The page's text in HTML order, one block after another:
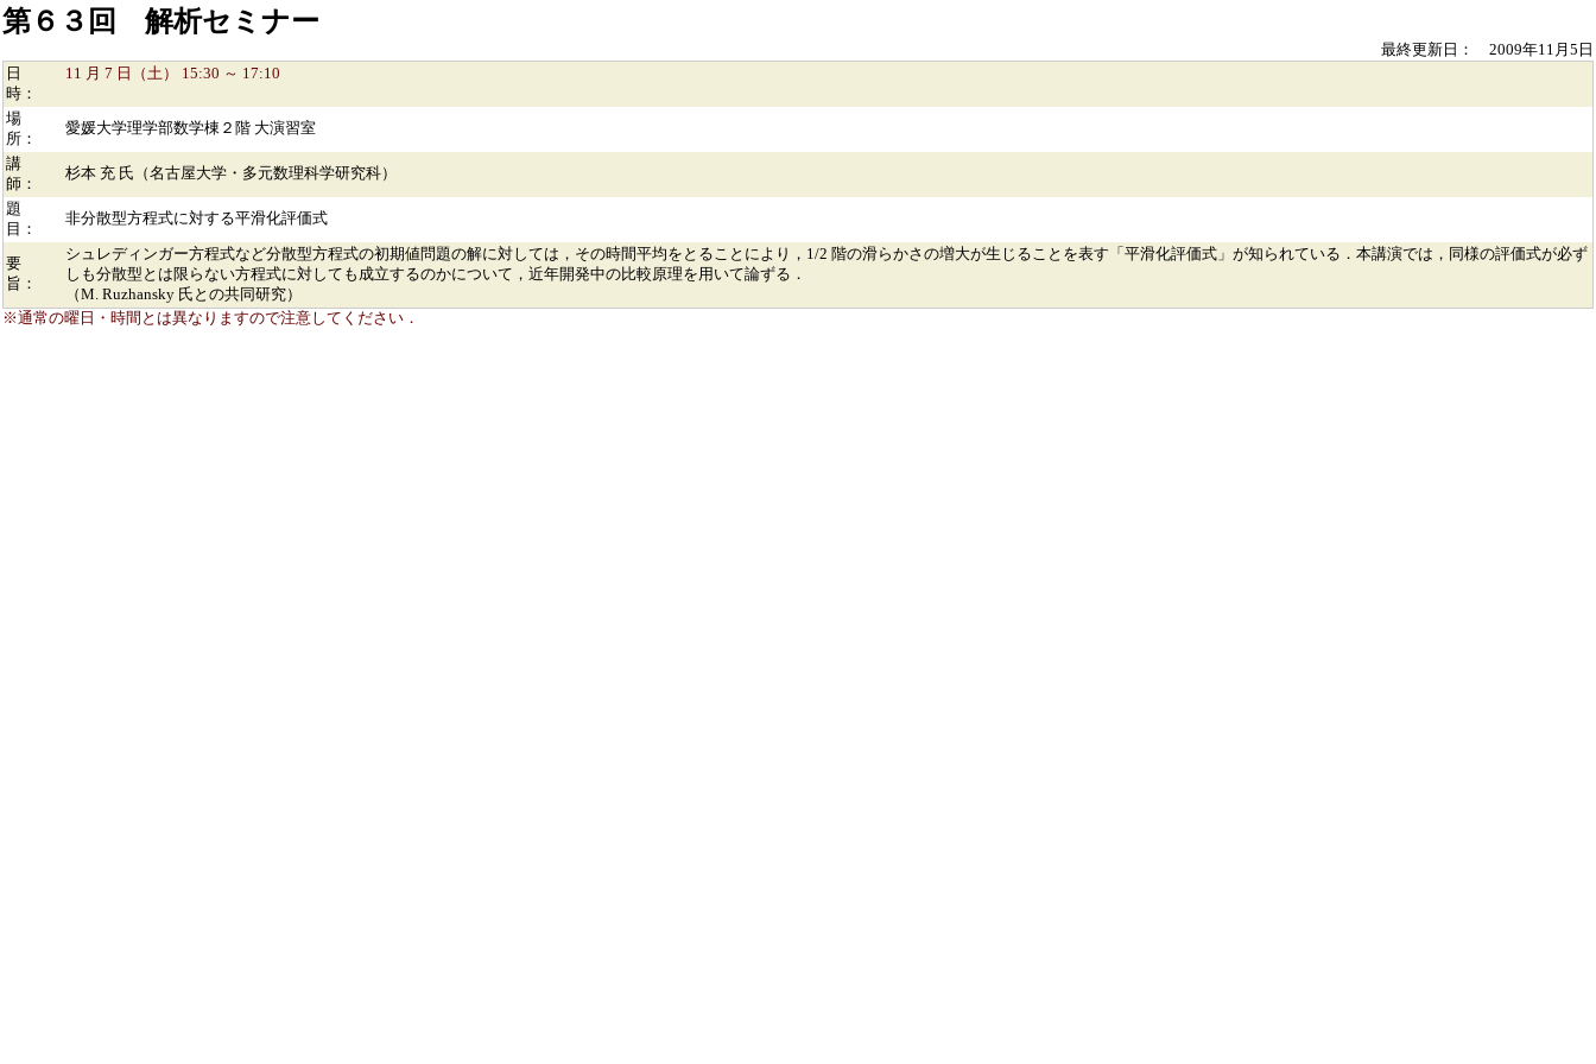
第６３回 解析セミナー
最終更新日： 2009年11月5日
日
時：
11 月 7 日（土） 15:30 ～ 17:10
場
所：
愛媛大学理学部数学棟２階 大演習室
講
師：
杉本 充 氏（名古屋大学・多元数理科学研究科）
題
目：
非分散型方程式に対する平滑化評価式
要
旨：
シュレディンガー方程式など分散型方程式の初期値問題の解に対しては，その時間平均をとることにより，1/2 階の滑らかさの増大が生じることを表す「平滑化評価式」が知られている．本講演では，同様の評価式が必ず
しも分散型とは限らない方程式に対しても成立するのかについて，近年開発中の比較原理を用いて論ずる．
（M. Ruzhansky 氏との共同研究）
※通常の曜日・時間とは異なりますので注意してください．